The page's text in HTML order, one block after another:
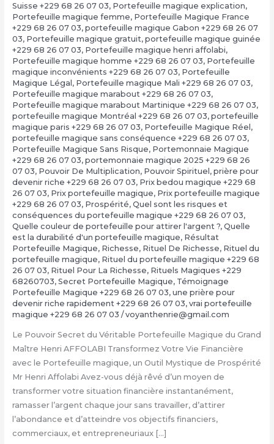
Suisse +229 68 26 07 03, Portefeuille magique explication,
Portefeuille magique femme, Portefeuille Magique France
+229 68 26 07 03, portefeuille magique Gabon +229 68 26 07
03, Portefeuille magique gratuit, portefeuille magique guinée
+229 68 26 07 03, Portefeuille magique henri affolabi,
Portefeuille magique homme +229 68 26 07 03, Portefeuille
magique inconvénients +229 68 26 07 03, Portefeuille
Magique Légal, Portefeuille magique Mali +229 68 26 07 03,
Portefeuille magique marabout +229 68 26 07 03,
Portefeuille magique marabout Martinique +229 68 26 07 03,
portefeuille magique Montréal +229 68 26 07 03, portefeuille
magique paris +229 68 26 07 03, Portefeuille Magique Réel,
portefeuille magique sans conséquence +229 68 26 07 03,
Portefeuille Magique Sans Risque, Portemonnaie Magique
+229 68 26 07 03, portemonnaie magique 2025 +229 68 26
07 03, Pouvoir De Multiplication, Pouvoir Spirituel, prière pour
devenir riche +229 68 26 07 03, Prix bedou magique +229 68
26 07 03, Prix portefeuille magique, Prix portefeuille magique
+229 68 26 07 03, Prospérité, Quel sont les risques et
conséquences du portefeuille magique +229 68 26 07 03,
Quelle couleur de portefeuille pour attirer l'argent ?, Quelle
est la durabilité d'un portefeuille magique, Résultat
Portefeuille Magique, Richesse, Rituel De Richesse, Rituel du
portefeuille magique, Rituel du portefeuille magique +229 68
26 07 03, Rituel Pour La Richesse, Rituels Magiques +229
68260703, Secret Portefeuille Magique, Témoignage
Portefeuille Magique +229 68 26 07 03, une prière pour
devenir riche rapidement +229 68 26 07 03, vrai portefeuille
magique +229 68 26 07 03 /voyanthenrie@gmail.com
Le Pouvoir Secret du Véritable Portefeuille Magique du Grand
Maître Henri AFFOLABI Transformez Votre Vie Financière
avec le Portefeuille magique, un Outil Mystique de Prospérité
Mr Henri Affolabi Avez-vous déjà rêvé d’un moyen de
transformer votre situation financière instantanément,
ramasser l’argent chaque jour sans travailler, d’attirer
l’abondance et d’atteindre vos objectifs financiers,
commerciaux, et entrepreneuriaux […]